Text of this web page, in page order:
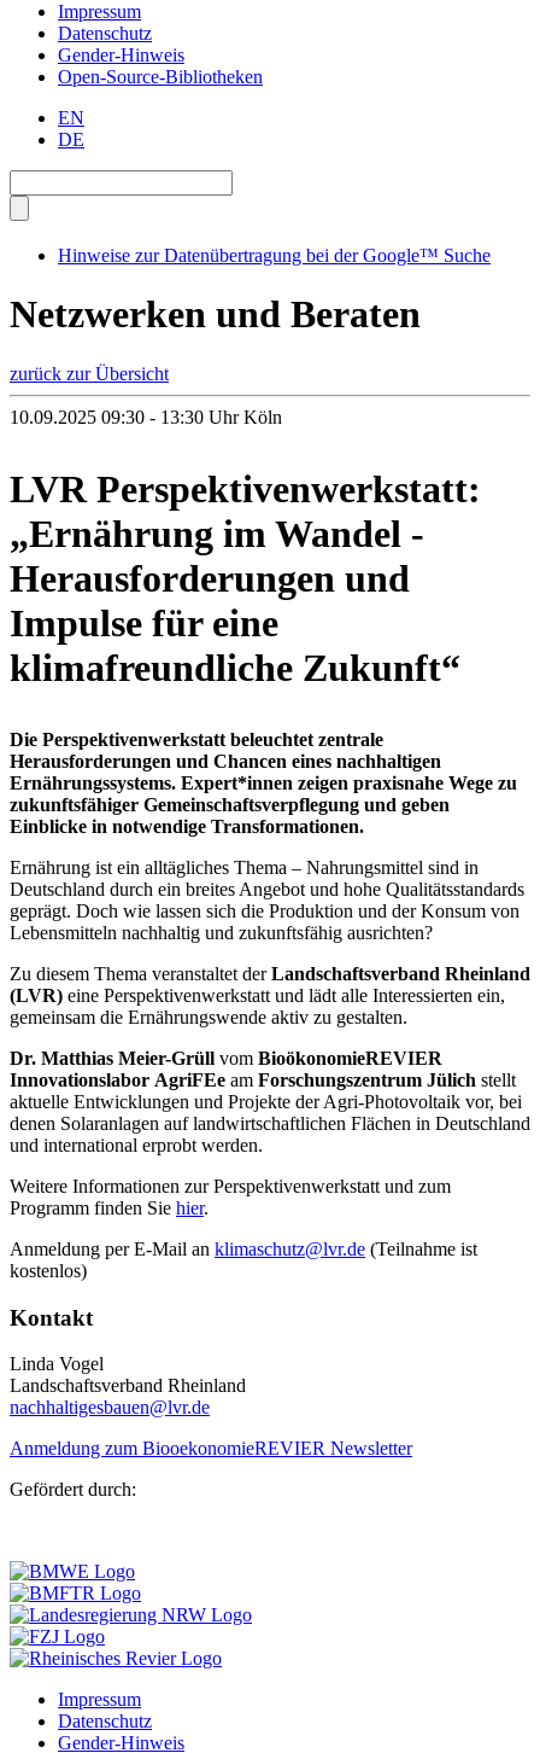
Impressum
Datenschutz
Gender-Hinweis
Open-Source-Bibliotheken
EN
DE
Hinweise zur Datenübertragung bei der Google™ Suche
Netzwerken und Beraten
zurück zur Übersicht
10.09.2025 09:30 - 13:30 UhrKöln
LVR Perspektivenwerkstatt:
„Ernährung im Wandel -
Herausforderungen und
Impulse für eine
klimafreundliche Zukunft“
Die Perspektivenwerkstatt beleuchtet zentrale
Herausforderungen und Chancen eines nachhaltigen
Ernährungssystems. Expert*innen zeigen praxisnahe Wege zu
zukunftsfähiger Gemeinschaftsverpflegung und geben
Einblicke in notwendige Transformationen.
Ernährung ist ein alltägliches Thema – Nahrungsmittel sind in
Deutschland durch ein breites Angebot und hohe Qualitätsstandards
geprägt. Doch wie lassen sich die Produktion und der Konsum von
Lebensmitteln nachhaltig und zukunftsfähig ausrichten?
Zu diesem Thema veranstaltet derLandschaftsverband Rheinland
(LVR) eine Perspektivenwerkstatt und lädt alle Interessierten ein,
gemeinsam die Ernährungswende aktiv zu gestalten.
Dr. Matthias Meier-Grüll vom BioökonomieREVIER
Innovationslabor AgriFEe am Forschungszentrum Jülich stellt
aktuelle Entwicklungen und Projekte der Agri-Photovoltaik vor, bei
denen Solaranlagen auf landwirtschaftlichen Flächen in Deutschland
und international erprobt werden.
Weitere Informationen zur Perspektivenwerkstatt und zum
Programm finden Sie hier.
Anmeldung per E-Mail an klimaschutz@lvr.de (Teilnahme ist
kostenlos)
Kontakt
Linda Vogel
Landschaftsverband Rheinland
nachhaltigesbauen@lvr.de
Anmeldung zum BiooekonomieREVIER Newsletter
Gefördert durch:
Impressum
Datenschutz
Gender-Hinweis